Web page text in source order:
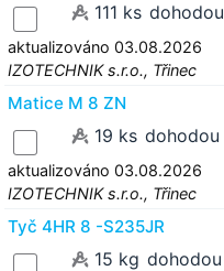
111 ks dohodou
aktualizováno 03.08.2026
IZOTECHNIK s.r.o., Třinec
Matice M 8 ZN
19 ks dohodou
aktualizováno 03.08.2026
IZOTECHNIK s.r.o., Třinec
Tyč 4HR 8 -S235JR
15 kg dohodou